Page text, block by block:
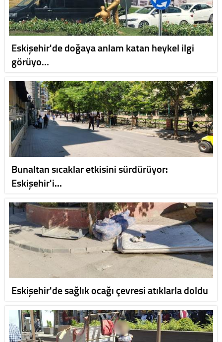
Eskişehir'de doğaya anlam katan heykel ilgi
görüyo…
Bunaltan sıcaklar etkisini sürdürüyor:
Eskişehir'i…
Eskişehir'de sağlık ocağı çevresi atıklarla doldu